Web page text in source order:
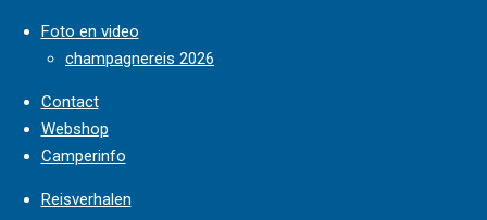
Foto en video
champagnereis 2026
Contact
Webshop
Camperinfo
Reisverhalen